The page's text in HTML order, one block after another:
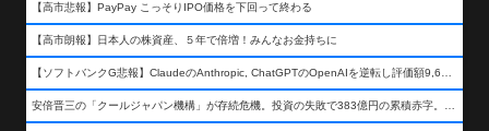
【高市悲報】PayPay こっそりIPO価格を下回って終わる
【高市朗報】日本人の株資産、５年で倍増！みんなお金持ちに
【ソフトバンクG悲報】ClaudeのAnthropic, ChatGPTのOpenAIを逆転し評価額9,650億ドル (約154兆円) の世界一価値あるAI企業に……
安倍晋三の「クールジャパン機構」が存続危機。投資の失敗で383億円の累積赤字。2025年度決算も大赤字の可能性。責任の所在はウヤムヤ